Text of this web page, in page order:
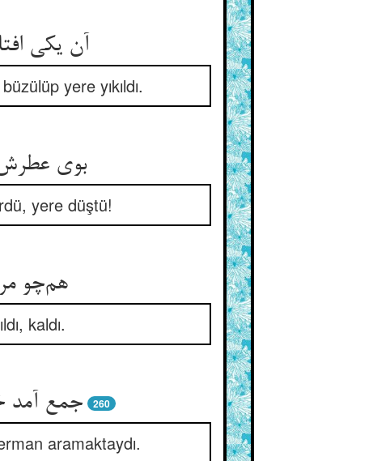
آن یکی
yere yıkıldı.
بوی عطرش
yere düştü!
هم‌چو
kaldı.
جمع آمد 260
aramaktaydı.